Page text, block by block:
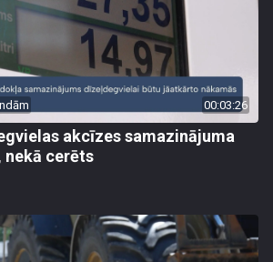
00:03:26
akcīzes samazinājuma
nekā cerēts